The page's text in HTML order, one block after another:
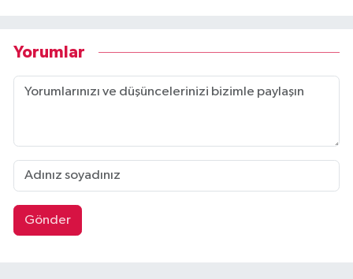
Yorumlar
Gönder